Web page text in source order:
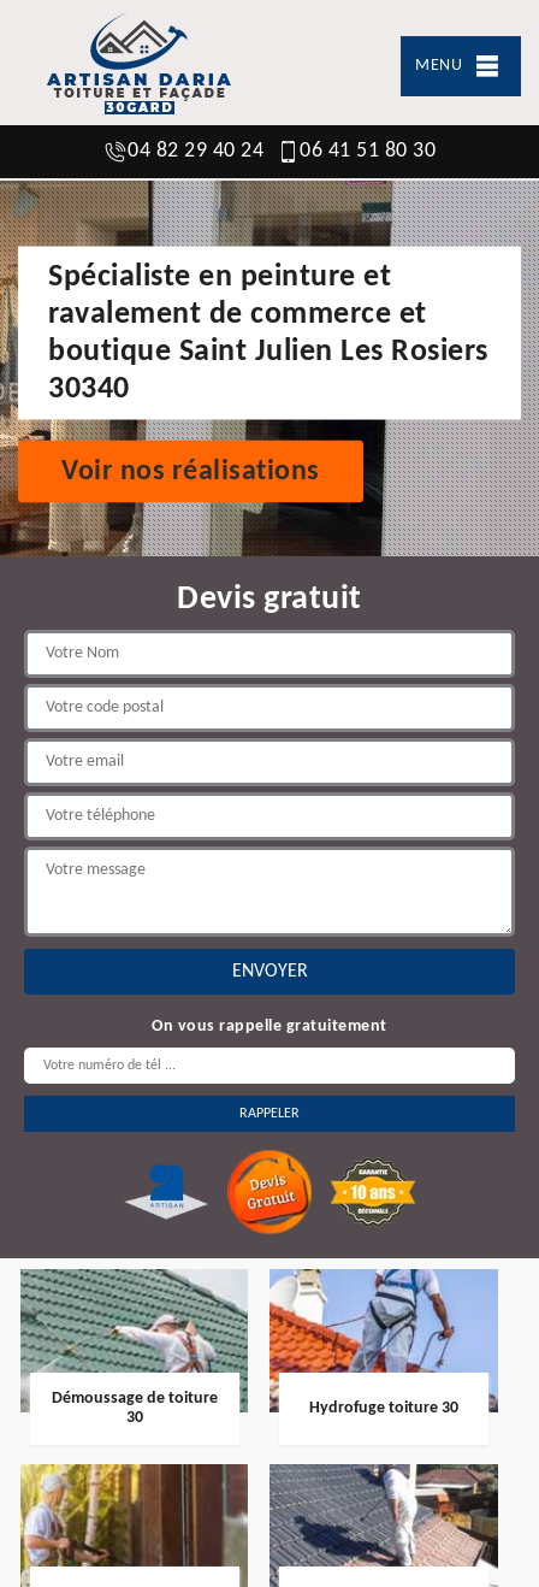
MENU
04 82 29 40 24 06 41 51 80 30
Spécialiste en peinture et
ravalement de commerce et
boutique Saint Julien Les Rosiers
30340
Voir nos réalisations
Devis gratuit
On vous rappelle gratuitement
Démoussage de toiture
30
Hydrofuge toiture 30